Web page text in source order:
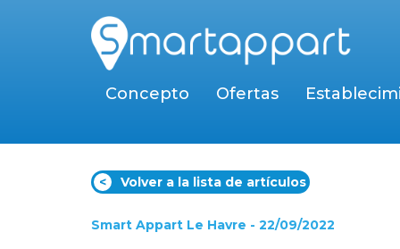
Concepto Ofertas
< Volver a la lista de artículos
Smart Appart Le Havre - 22/09/2022